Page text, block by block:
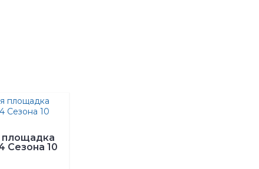
площадка
Сезона 10